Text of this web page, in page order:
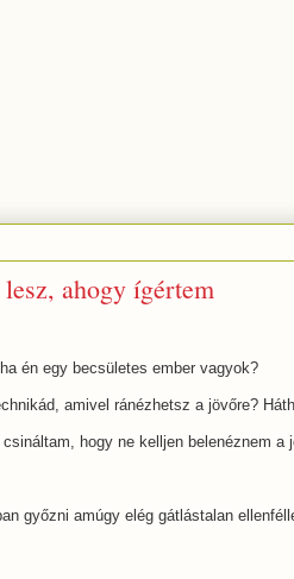
ahogy ígértem
én egy becsületes ember vagyok?
amivel ránézhetsz a jövőre?
hogy ne kelljen belenéznem a
győzni amúgy elég gátlástalan